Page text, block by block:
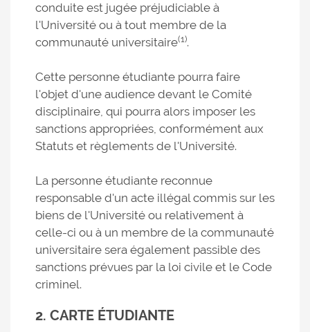
conduite est jugée préjudiciable à
l'Université ou à tout membre de la
communauté universitaire(1).
Cette personne étudiante pourra faire
l'objet d'une audience devant le Comité
disciplinaire, qui pourra alors imposer les
sanctions appropriées, conformément aux
Statuts et règlements de l'Université.
La personne étudiante reconnue
responsable d'un acte illégal commis sur les
biens de l'Université ou relativement à
celle-ci ou à un membre de la communauté
universitaire sera également passible des
sanctions prévues par la loi civile et le Code
criminel.
2. CARTE ÉTUDIANTE